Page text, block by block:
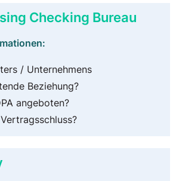
Checking Bureau
/ Unternehmens
Beziehung?
angeboten?